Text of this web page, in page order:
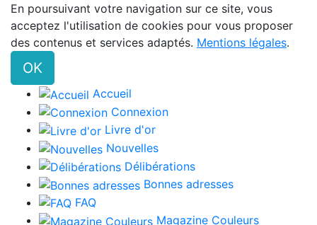
En poursuivant votre navigation sur ce site, vous
acceptez l'utilisation de cookies pour vous proposer
des contenus et services adaptés. Mentions légales.
OK
Accueil
Connexion
Livre d'or
Nouvelles
Délibérations
Bonnes adresses
FAQ
Magazine Couleurs